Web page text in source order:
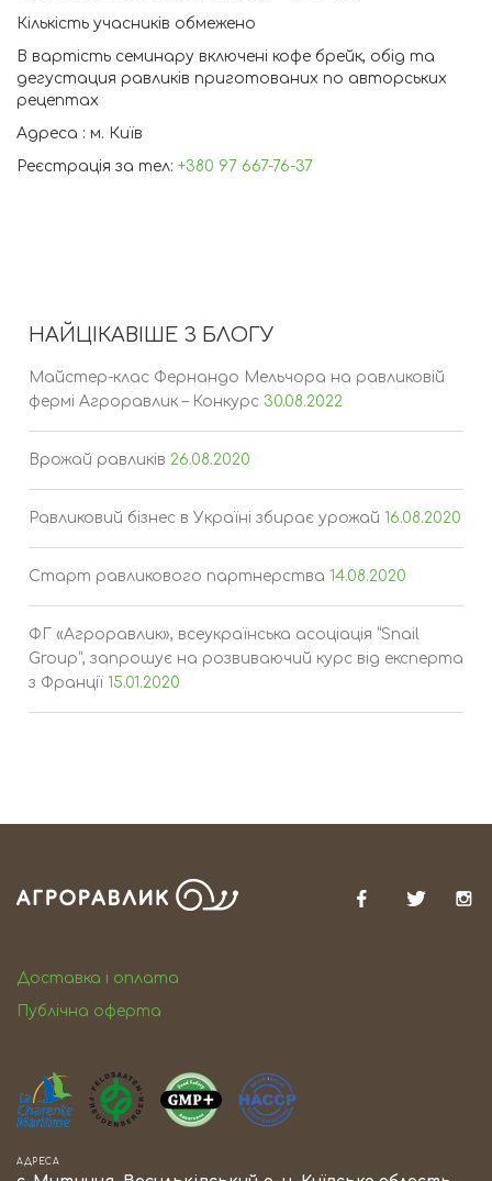
Кількість учасників обмежено
В вартість семинару включені кофе брейк, обід та
дегустация равликів приготованих по авторських
рецептах
Адреса : м. Київ
Реєстрація за тел: +380 97 667-76-37
НАЙЦІКАВІШЕ З БЛОГУ
Майстер-клас Фернандо Мельчора на равликовій
фермі Агроравлик – Конкурс 30.08.2022
Врожай равликів 26.08.2020
Равликовий бізнес в Україні збирає урожай 16.08.2020
Старт равликового партнерства 14.08.2020
ФГ «Агроравлик», всеукраїнська асоціація “Snail
Group”, запрошує на розвиваючий курс від експерта
з Франції 15.01.2020
Доставка і оплата
Публiчна оферта
АДРЕСА